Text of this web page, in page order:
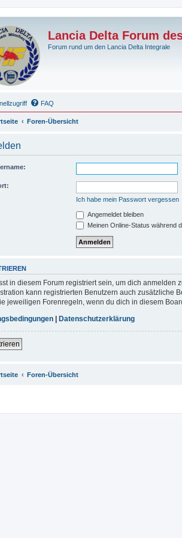
Lancia Delta Forum
Forum rund um den Lancia Delta Integrale
FAQ
Foren-Übersicht
Ich habe mein Passwort vergessen
Angemeldet bleiben
Meinen Online-Status während
in diesem Forum registriert sein, um dich
kann registrierten Benutzern auch zusätzliche
jeweiligen Forenregeln, wenn du dich in diesem
| Datenschutzerklärung
Foren-Übersicht